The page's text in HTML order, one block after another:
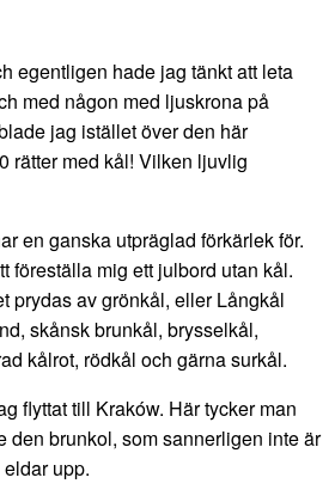
egentligen hade jag tänkt att leta
med någon med ljuskrona på
jag istället över den här
rätter med kål! Vilken ljuvlig
en ganska utpräglad förkärlek för.
föreställa mig ett julbord utan kål.
prydas av grönkål, eller Långkål
skånsk brunkål, brysselkål,
kålrot, rödkål och gärna surkål.
flyttat till Kraków. Här tycker man
den brunkol, som sannerligen inte är
upp.